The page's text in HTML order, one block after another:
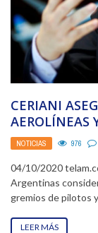
CERIANI
AEROLÍNEAS
MÁS RÁPIDO
NOTICIAS 976
04/10/2020
Argentinas
gremios de pilotos
LEER MÁS